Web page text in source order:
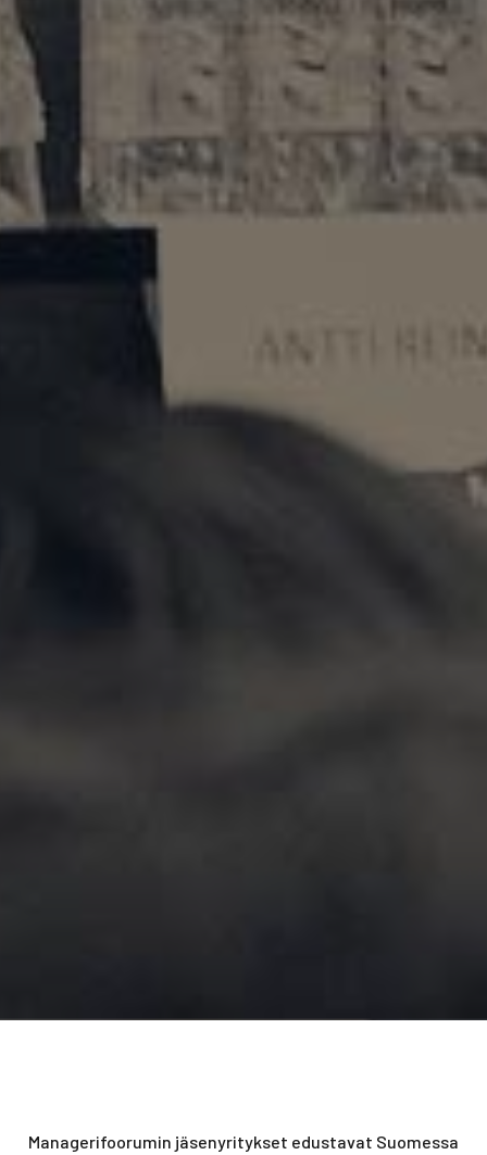
Managerifoorumin jäsenyritykset edustavat Suomessa